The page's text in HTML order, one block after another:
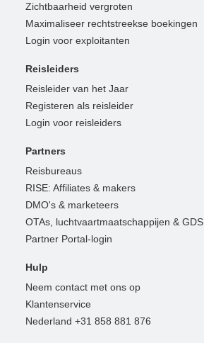
Zichtbaarheid vergroten
Maximaliseer rechtstreekse boekingen
Login voor exploitanten
Reisleiders
Reisleider van het Jaar
Registeren als reisleider
Login voor reisleiders
Partners
Reisbureaus
RISE: Affiliates & makers
DMO's & marketeers
OTAs, luchtvaartmaatschappijen & GDS
Partner Portal-login
Hulp
Neem contact met ons op
Klantenservice
Nederland +31 858 881 876